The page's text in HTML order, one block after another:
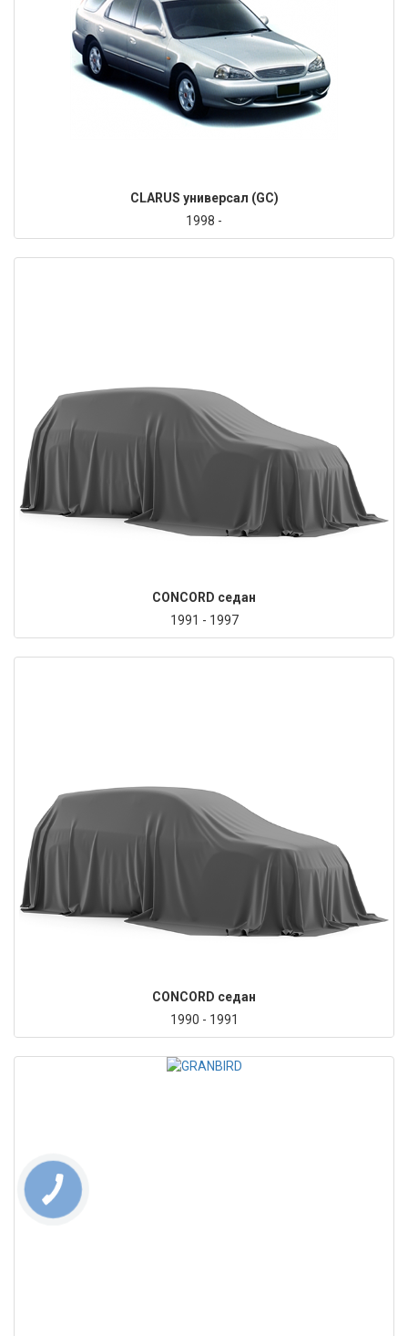
CLARUS универсал (GC)
1998 -
CONCORD седан
1991 - 1997
CONCORD седан
1990 - 1991